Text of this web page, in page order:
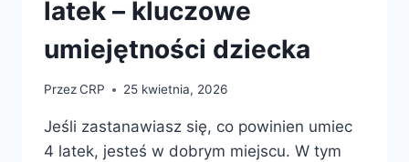
latek – kluczowe
umiejętności dziecka
PrzezCRP 25 kwietnia, 2026
Jeśli zastanawiasz się, co powinien umiec
4 latek, jesteś w dobrym miejscu. W tym